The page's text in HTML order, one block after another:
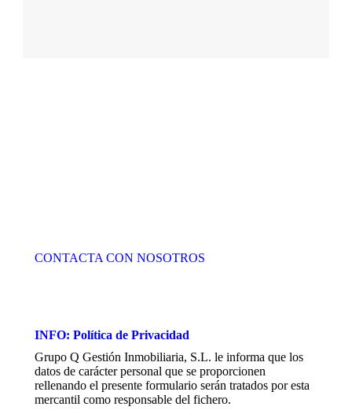
CONTACTA CON NOSOTROS
INFO: Política de Privacidad
Grupo Q Gestión Inmobiliaria, S.L. le informa que los
datos de carácter personal que se proporcionen
rellenando el presente formulario serán tratados por esta
mercantil como responsable del fichero.